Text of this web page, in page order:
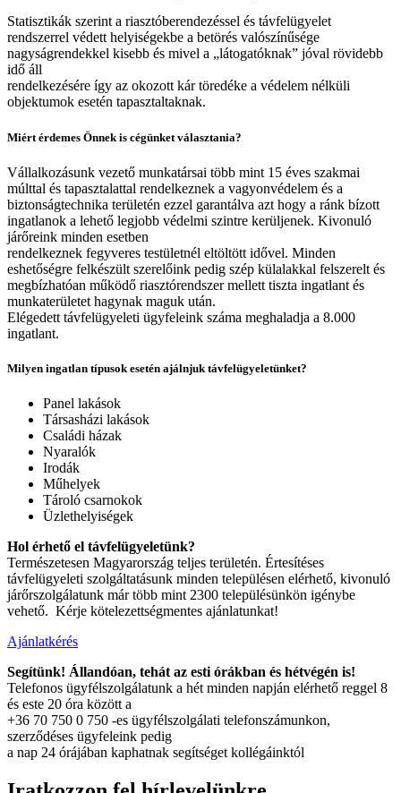
Statisztikák szerint a riasztóberendezéssel és távfelügyelet
rendszerrel védett helyiségekbe a betörés valószínűsége
nagyságrendekkel kisebb és mivel a „látogatóknak” jóval rövidebb
idő áll
rendelkezésére így az okozott kár töredéke a védelem nélküli
objektumok esetén tapasztaltaknak.
Miért érdemes Önnek is cégünket választania?
Vállalkozásunk vezető munkatársai több mint 15 éves szakmai
múlttal és tapasztalattal rendelkeznek a vagyonvédelem és a
biztonságtechnika területén ezzel garantálva azt hogy a ránk bízott
ingatlanok a lehető legjobb védelmi szintre kerüljenek. Kivonuló
járőreink minden esetben
rendelkeznek fegyveres testületnél eltöltött idővel. Minden
eshetőségre felkészült szerelőink pedig szép külalakkal felszerelt és
megbízhatóan működő riasztórendszer mellett tiszta ingatlant és
munkaterületet hagynak maguk után.
Elégedett távfelügyeleti ügyfeleink száma meghaladja a 8.000
ingatlant.
Milyen ingatlan típusok esetén ajálnjuk távfelügyeletünket?
Panel lakások
Társasházi lakások
Családi házak
Nyaralók
Irodák
Műhelyek
Tároló csarnokok
Üzlethelyiségek
Hol érhető el távfelügyeletünk?
Természetesen Magyarország teljes területén. Értesítéses
távfelügyeleti szolgáltatásunk minden településen elérhető, kivonuló
járőrszolgálatunk már több mint 2300 településünkön igénybe
vehető. Kérje kötelezettségmentes ajánlatunkat!
Ajánlatkérés
Segítünk! Állandóan, tehát az esti órákban és hétvégén is!
Telefonos ügyfélszolgálatunk a hét minden napján elérhető reggel 8
és este 20 óra között a
+36 70 750 0 750 -es ügyfélszolgálati telefonszámunkon,
szerződéses ügyfeleink pedig
a nap 24 órájában kaphatnak segítséget kollégáinktól